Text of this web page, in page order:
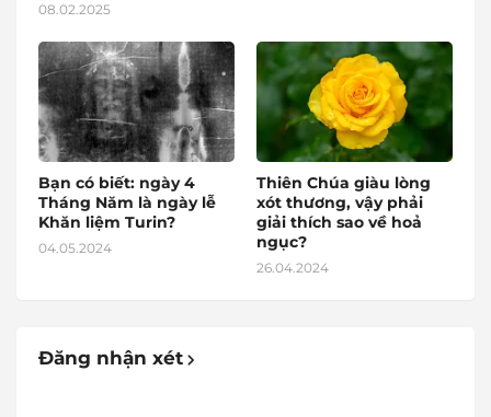
08.02.2025
Bạn có biết: ngày 4
Tháng Năm là ngày lễ
Khăn liệm Turin?
04.05.2024
Thiên Chúa giàu lòng
xót thương, vậy phải
giải thích sao về hoả
ngục?
26.04.2024
Đăng nhận xét